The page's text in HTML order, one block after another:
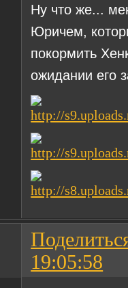
Ну что же...
Юричем,
покормить
ожидании его
19:05:58